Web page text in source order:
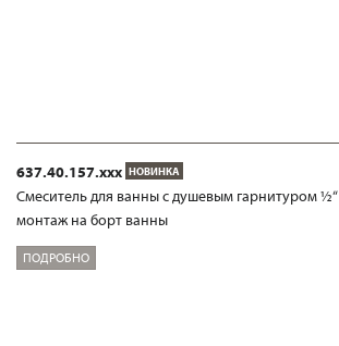
637.40.157.xxx НОВИНКА
Смеситель для ванны с душевым гарнитуром ½“
монтаж на борт ванны
ПОДРОБНО